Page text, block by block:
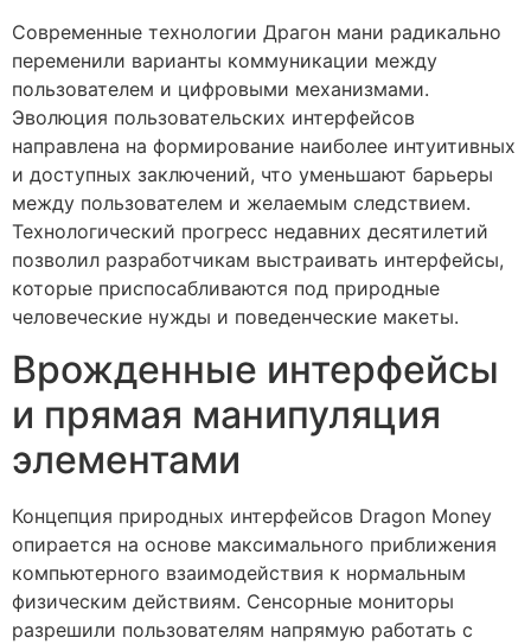
Современные технологии Драгон мани радикально
переменили варианты коммуникации между
пользователем и цифровыми механизмами.
Эволюция пользовательских интерфейсов
направлена на формирование наиболее интуитивных
и доступных заключений, что уменьшают барьеры
между пользователем и желаемым следствием.
Технологический прогресс недавних десятилетий
позволил разработчикам выстраивать интерфейсы,
которые приспосабливаются под природные
человеческие нужды и поведенческие макеты.
Врожденные интерфейсы
и прямая манипуляция
элементами
Концепция природных интерфейсов Dragon Money
опирается на основе максимального приближения
компьютерного взаимодействия к нормальным
физическим действиям. Сенсорные мониторы
разрешили пользователям напрямую работать с